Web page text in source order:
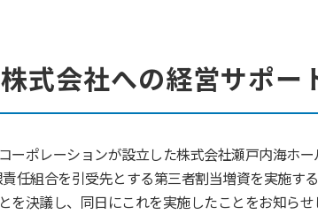
式会社への経営サポー
ーポレーションが設立した株式会社瀬戸内海ホ
任組合を引受先とする第三者割当増資を実施
を決議し、同日にこれを実施したことをお知らせ